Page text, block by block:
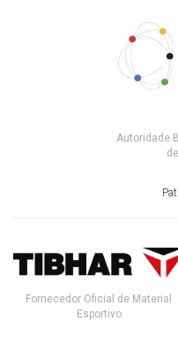
Autoridade
Fornecedor Oficial de Material
Esportivo